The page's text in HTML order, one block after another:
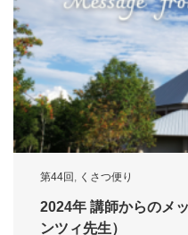
第44回 くさつ便り
2024年 講師からのメ
ンツィ先生）